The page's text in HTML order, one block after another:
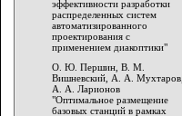
эффективности разработки
распределенных систем
автоматизированного
проектирования с
применением диакоптики"
О. Ю. Першин, В. М.
Вишневский, А. А. Мухтаров,
А. А. Ларионов
"Оптимальное размещение
базовых станций в рамках